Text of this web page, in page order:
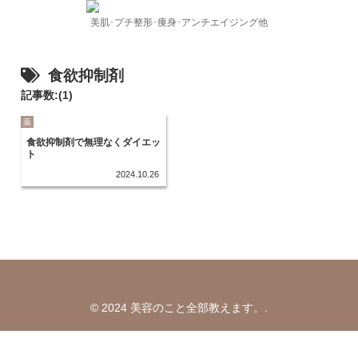
美肌･プチ整形･痩身･アンチエイジング他
食欲抑制剤
記事数:(1)
薬
食欲抑制剤で無理なくダイエッ
ト
2024.10.26
© 2024 美容のこと全部教えます。.